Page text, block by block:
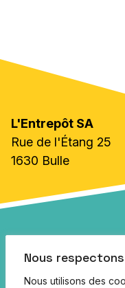
Nous
Nous utilisons des
L'Entrepôt SA
Rue de l'Étang 25
1630 Bulle
info@lentrepot.ch